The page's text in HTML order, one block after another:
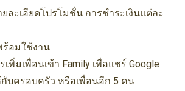
ละเอียดโปรโมชั่น การชำระเงินแต่ละ
ร้อมใช้งาน
พิ่มเพื่อนเข้า Family เพื่อแชร์ Google
กับครอบครัว หรือเพื่อนอีก 5 คน